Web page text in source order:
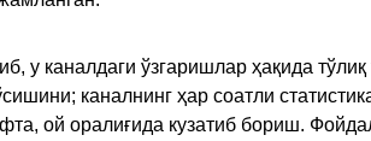
у каналдаги ўзгаришлар ҳақида
каналнинг ҳар соатли
ой оралиғида кузатиб бориш.